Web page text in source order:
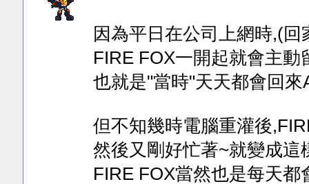
因為平日在公司上網時,(
FIRE FOX一開起就會主
也就是"當時"天天都會回來
但不知幾時電腦重灌後
然後又剛好忙著~就變成這
FIRE FOX當然也是每天